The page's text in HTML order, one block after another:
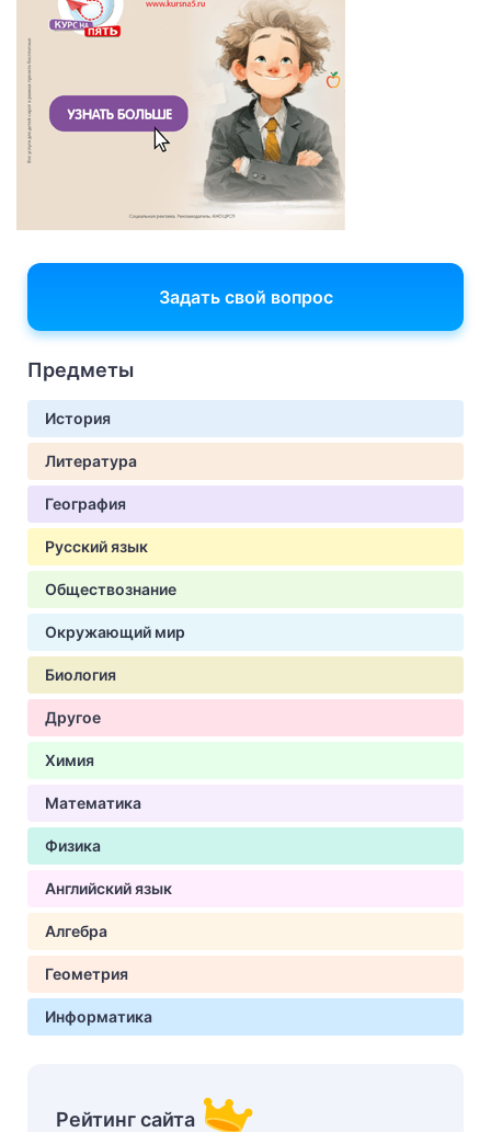
Задать свой вопрос
Предметы
История
Литература
География
Русский язык
Обществознание
Окружающий мир
Биология
Другое
Химия
Математика
Физика
Английский язык
Алгебра
Геометрия
Информатика
Рейтинг сайта